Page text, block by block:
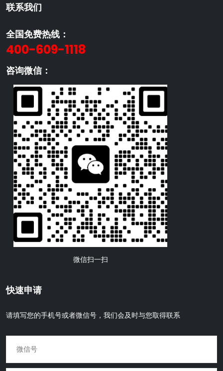
联系我们
全国免费热线：
400-609-1118
咨询微信：
微信扫一扫
快速申请
请填写您的手机号或者微信号，我们会及时与您取得联系